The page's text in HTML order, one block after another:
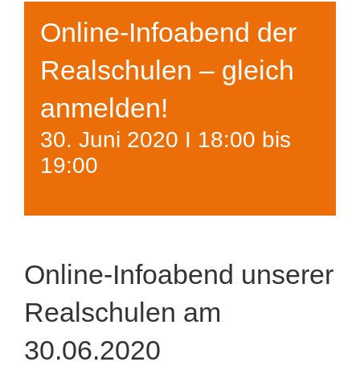
Online-Infoabend der
Realschulen – gleich
anmelden!
30. Juni 2020 I 18:00 bis
19:00
Online-Infoabend unserer
Realschulen am
30.06.2020